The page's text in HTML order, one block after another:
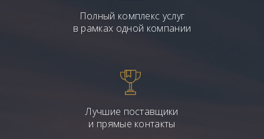
Полный комплекс услуг
в рамках одной компании
Лучшие поставщики
и прямые контакты